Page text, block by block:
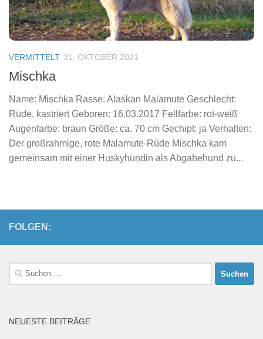
VERMITTELT 31. OKTOBER 2021
Mischka
Name: Mischka Rasse: Alaskan Malamute Geschlecht:
Rüde, kastriert Geboren: 16.03.2017 Fellfarbe: rot-weiß
Augenfarbe: braun Größe: ca. 70 cm Gechipt: ja Verhalten:
Der großrahmige, rote Malamute-Rüde Mischka kam
gemeinsam mit einer Huskyhündin als Abgabehund zu...
FOLGEN:
Suchen
nach:
NEUESTE BEITRÄGE